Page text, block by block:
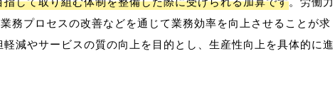
務プロセスの改善などを通じて業務効率を向上させることが求
減やサービスの質の向上を目的とし、生産性向上を具体的に進